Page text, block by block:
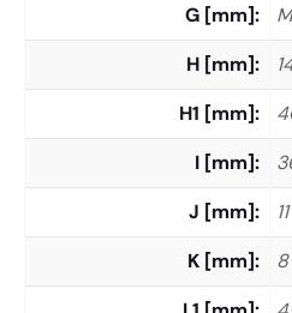
G [mm]
H [mm]
H1 [mm]
I [mm]
J [mm]
11
K [mm]
8